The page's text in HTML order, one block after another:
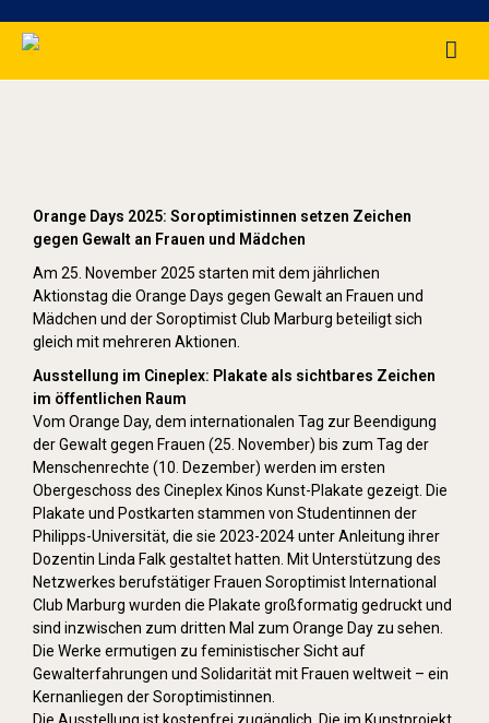
Orange Days 2025: Soroptimistinnen setzen Zeichen
gegen Gewalt an Frauen und Mädchen
Am 25. November 2025 starten mit dem jährlichen
Aktionstag die Orange Days gegen Gewalt an Frauen und
Mädchen und der Soroptimist Club Marburg beteiligt sich
gleich mit mehreren Aktionen.
Ausstellung im Cineplex: Plakate als sichtbares Zeichen
im öffentlichen Raum
Vom Orange Day, dem internationalen Tag zur Beendigung
der Gewalt gegen Frauen (25. November) bis zum Tag der
Menschenrechte (10. Dezember) werden im ersten
Obergeschoss des Cineplex Kinos Kunst-Plakate gezeigt. Die
Plakate und Postkarten stammen von Studentinnen der
Philipps-Universität, die sie 2023-2024 unter Anleitung ihrer
Dozentin Linda Falk gestaltet hatten. Mit Unterstützung des
Netzwerkes berufstätiger Frauen Soroptimist International
Club Marburg wurden die Plakate großformatig gedruckt und
sind inzwischen zum dritten Mal zum Orange Day zu sehen.
Die Werke ermutigen zu feministischer Sicht auf
Gewalterfahrungen und Solidarität mit Frauen weltweit – ein
Kernanliegen der Soroptimistinnen.